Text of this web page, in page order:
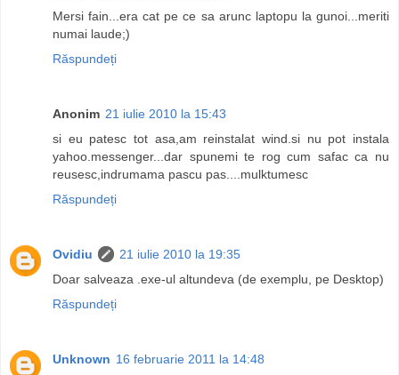
Mersi fain...era cat pe ce sa arunc laptopu la gunoi...meriti
numai laude;)
Răspundeți
Anonim 21 iulie 2010 la 15:43
si eu patesc tot asa,am reinstalat wind.si nu pot instala
yahoo.messenger...dar spunemi te rog cum safac ca nu
reusesc,indrumama pascu pas....mulktumesc
Răspundeți
Ovidiu
21 iulie 2010 la 19:35
Doar salveaza .exe-ul altundeva (de exemplu, pe Desktop)
Răspundeți
Unknown 16 februarie 2011 la 14:48